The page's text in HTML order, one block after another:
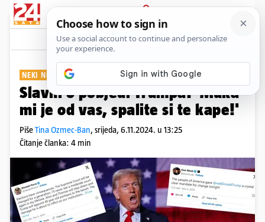
PRIJAVA
Show Komentari
NEKI NISU SRETNI...
Slavni o pobjedi Trumpa: 'Muka
mi je od vas, spalite si te kape!'
PišeTina Ozmec-Ban, srijeda, 6.11.2024. u 13:25
Čitanje članka: 4 min